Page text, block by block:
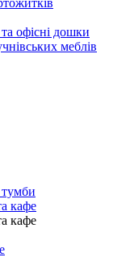
офісні дошки
меблів
тумби
кафе
кафе